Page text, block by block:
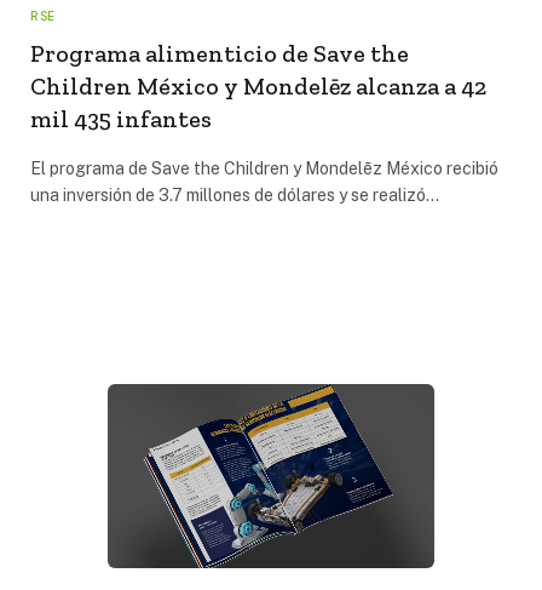
RSE
Programa alimenticio de Save the
Children México y Mondelēz alcanza a 42
mil 435 infantes
El programa de Save the Children y Mondelēz México recibió
una inversión de 3.7 millones de dólares y se realizó…